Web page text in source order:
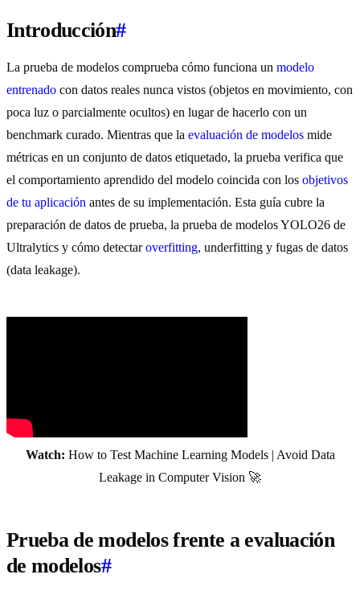
Introducción#
La prueba de modelos comprueba cómo funciona un modelo
entrenado con datos reales nunca vistos (objetos en movimiento, con
poca luz o parcialmente ocultos) en lugar de hacerlo con un
benchmark curado. Mientras que la evaluación de modelos mide
métricas en un conjunto de datos etiquetado, la prueba verifica que
el comportamiento aprendido del modelo coincida con los objetivos
de tu aplicación antes de su implementación. Esta guía cubre la
preparación de datos de prueba, la prueba de modelos YOLO26 de
Ultralytics y cómo detectaroverfitting, underfitting y fugas de datos
(data leakage).
Watch: How to Test Machine Learning Models | Avoid Data
Leakage in Computer Vision 🚀
Prueba de modelos frente a evaluación
de modelos#